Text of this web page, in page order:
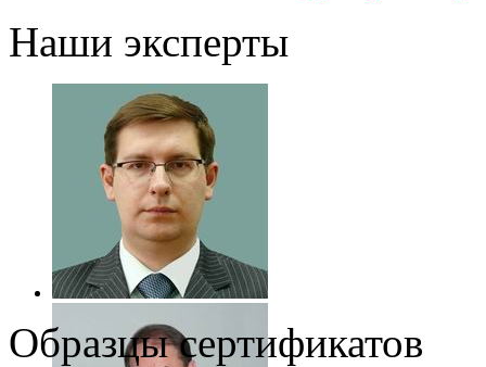
Наши эксперты
Образцы сертификатов